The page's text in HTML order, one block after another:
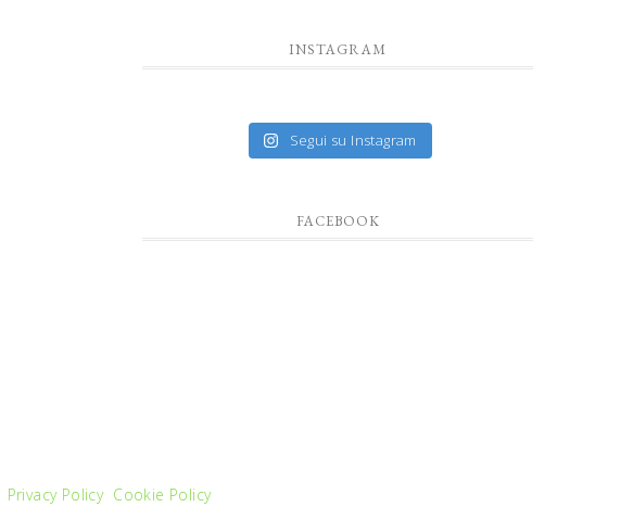
INSTAGRAM
Segui su Instagram
FACEBOOK
Privacy Policy Cookie Policy